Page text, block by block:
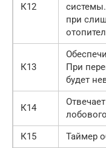
К12
при
К13
При
будет
К14
К15
Таймер